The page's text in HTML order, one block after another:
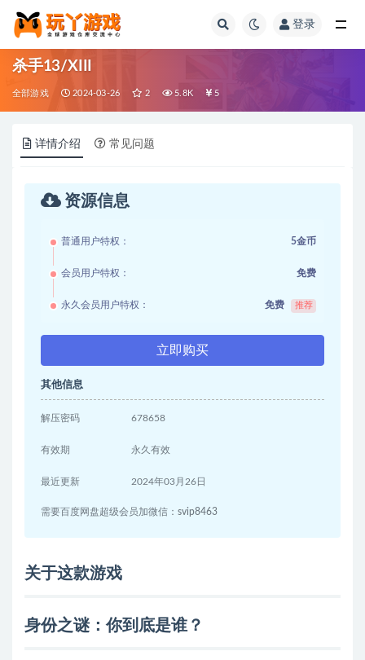
登录
杀手13/XIII
全部游戏 2024-03-26 2 5.8K 5
详情介绍 常见问题
资源信息
普通用户特权： 5金币
会员用户特权： 免费
永久会员用户特权： 免费 推荐
立即购买
其他信息
解压密码 678658
有效期 永久有效
最近更新 2024年03月26日
需要百度网盘超级会员加微信：svip8463
关于这款游戏
身份之谜：你到底是谁？